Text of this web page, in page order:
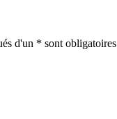
d'un * sont obligatoires